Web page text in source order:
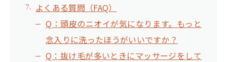
よくある質問（FAQ）
Q：頭皮のニオイが気になります。もっと
念入りに洗ったほうがいいですか？
Q：抜け毛が多いときにマッサージをして